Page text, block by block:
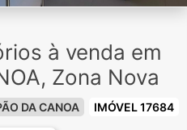
à venda em
Zona Nova
DA CANOA IMÓVEL 17684